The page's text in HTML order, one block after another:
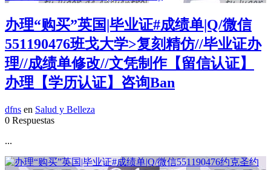
办理“购买”英国|毕业证#成绩单|Q/微信
551190476班戈大学>复刻精仿//毕业证办
理//成绩单修改//文凭制作【留信认证】
办理【学历认证】咨询Ban
dfns en Salud y Belleza
0 Respuestas
...